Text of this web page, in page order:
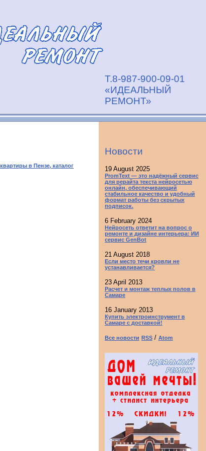
Т.8-987-900-09-01
«ИДЕАЛЬНЫЙ
РЕМОНТ»
Новости
19 August 2025
PromText — это надёжный сервис
для рерайта текста нейросетью
онлайн, обеспечивающий
стабильное качество и удобный
формат работы без скрытых
подписок.
6 February 2024
Нейросеть ответит на вопрос о
ремонте и дизайне интерьера: ИИ
сервис GenBot
21 August 2018
Если место течи кровли не
устанавливается?
23 April 2013
Расчет и монтаж теплых полов в
Самаре
16 January 2013
Купить электроинструмент в
Самаре с доставкой!
Все новости RSS / Atom
в Пензе, каталог